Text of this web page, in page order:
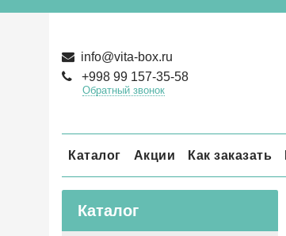
info@vita-box.ru
+998 99 157-35-58
Обратный звонок
Каталог Акции Как заказать
Каталог